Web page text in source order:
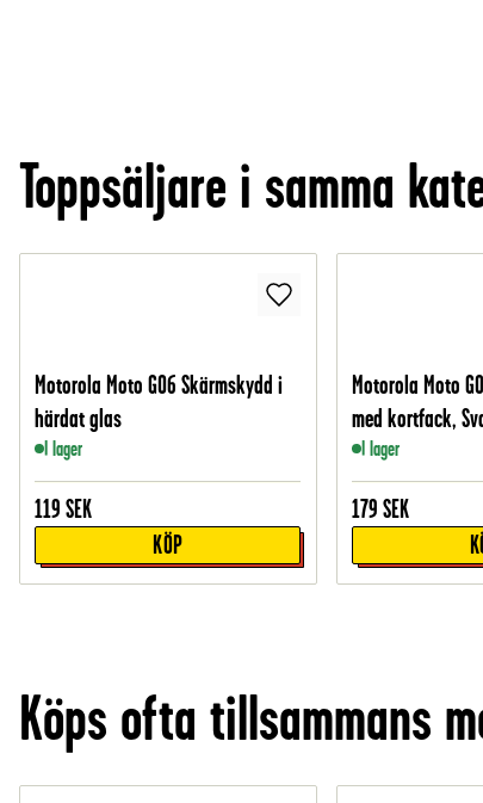
Toppsäljare i samma
Motorola Moto G06 Skärmskydd i
härdat glas
I lager
119 SEK
KÖP
Motorola Moto
med kortfack,
I lager
179 SEK
Köps ofta tillsammans